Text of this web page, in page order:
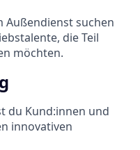
Außendienst suchen
die Teil
möchten.
du Kund:innen und
innovativen